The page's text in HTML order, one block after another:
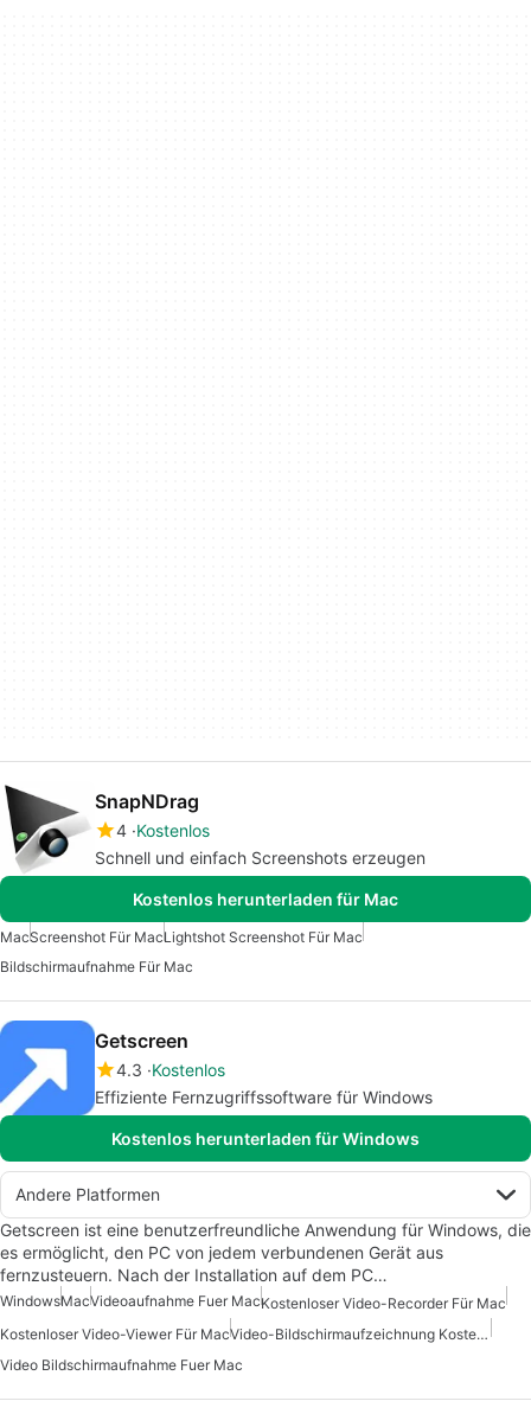
SnapNDrag
4 Kostenlos
Schnell und einfach Screenshots erzeugen
Kostenlos herunterladen für Mac
MacScreenshot Für MacLightshot Screenshot Für Mac
Bildschirmaufnahme Für Mac
Getscreen
4.3 Kostenlos
Effiziente Fernzugriffssoftware für Windows
Kostenlos herunterladen für Windows
Andere Platformen
Getscreen ist eine benutzerfreundliche Anwendung für Windows, die
es ermöglicht, den PC von jedem verbundenen Gerät aus
fernzusteuern. Nach der Installation auf dem PC…
WindowsMacVideoaufnahme Fuer MacKostenloser Video-Recorder Für Mac
Kostenloser Video-Viewer Für Mac
Video-Bildschirmaufzeichnung Kostenlos
Video Bildschirmaufnahme Fuer Mac